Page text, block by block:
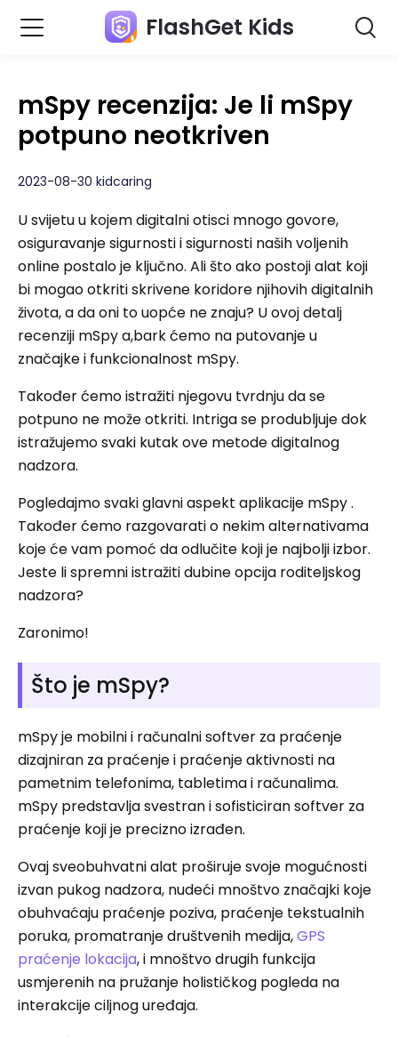
FlashGet Kids
mSpy recenzija: Je li mSpy
potpuno neotkriven
2023-08-30 kidcaring
U svijetu u kojem digitalni otisci mnogo govore,
osiguravanje sigurnosti i sigurnosti naših voljenih
online postalo je ključno. Ali što ako postoji alat koji
bi mogao otkriti skrivene koridore njihovih digitalnih
života, a da oni to uopće ne znaju? U ovoj detalj
recenziji mSpy a,bark ćemo na putovanje u
značajke i funkcionalnost mSpy.
Također ćemo istražiti njegovu tvrdnju da se
potpuno ne može otkriti. Intriga se produbljuje dok
istražujemo svaki kutak ove metode digitalnog
nadzora.
Pogledajmo svaki glavni aspekt aplikacije mSpy .
Također ćemo razgovarati o nekim alternativama
koje će vam pomoć da odlučite koji je najbolji izbor.
Jeste li spremni istražiti dubine opcija roditeljskog
nadzora?
Zaronimo!
Što je mSpy?
mSpy je mobilni i računalni softver za praćenje
dizajniran za praćenje i praćenje aktivnosti na
pametnim telefonima, tabletima i računalima.
mSpy predstavlja svestran i sofisticiran softver za
praćenje koji je precizno izrađen.
Ovaj sveobuhvatni alat proširuje svoje mogućnosti
izvan pukog nadzora, nudeći mnoštvo značajki koje
obuhvaćaju praćenje poziva, praćenje tekstualnih
poruka, promatranje društvenih medija,GPS
praćenje lokacija, i mnoštvo drugih funkcija
usmjerenih na pružanje holističkog pogleda na
interakcije ciljnog uređaja.